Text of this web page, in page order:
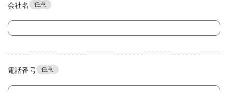
会社名 任意
電話番号 任意